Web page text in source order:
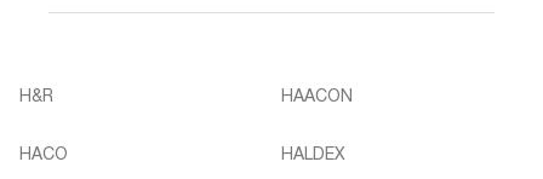
H&R HAACON
HACO HALDEX